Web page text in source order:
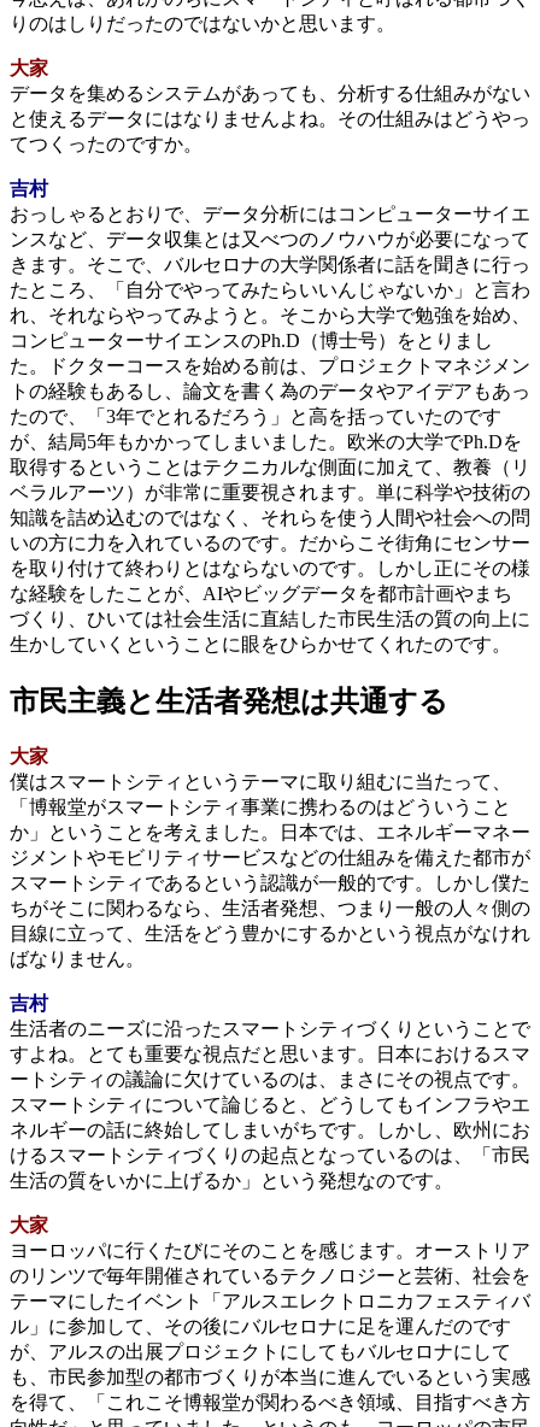
りのはしりだったのではないかと思います。
大家
データを集めるシステムがあっても、分析する仕組みがない
と使えるデータにはなりませんよね。その仕組みはどうやっ
てつくったのですか。
吉村
おっしゃるとおりで、データ分析にはコンピューターサイエ
ンスなど、データ収集とは又べつのノウハウが必要になって
きます。そこで、バルセロナの大学関係者に話を聞きに行っ
たところ、「自分でやってみたらいいんじゃないか」と言わ
れ、それならやってみようと。そこから大学で勉強を始め、
コンピューターサイエンスのPh.D（博士号）をとりまし
た。ドクターコースを始める前は、プロジェクトマネジメン
トの経験もあるし、論文を書く為のデータやアイデアもあっ
たので、「3年でとれるだろう」と高を括っていたのです
が、結局5年もかかってしまいました。欧米の大学でPh.Dを
取得するということはテクニカルな側面に加えて、教養（リ
ベラルアーツ）が非常に重要視されます。単に科学や技術の
知識を詰め込むのではなく、それらを使う人間や社会への問
いの方に力を入れているのです。だからこそ街角にセンサー
を取り付けて終わりとはならないのです。しかし正にその様
な経験をしたことが、AIやビッグデータを都市計画やまち
づくり、ひいては社会生活に直結した市民生活の質の向上に
生かしていくということに眼をひらかせてくれたのです。
市民主義と生活者発想は共通する
大家
僕はスマートシティというテーマに取り組むに当たって、
「博報堂がスマートシティ事業に携わるのはどういうこと
か」ということを考えました。日本では、エネルギーマネー
ジメントやモビリティサービスなどの仕組みを備えた都市が
スマートシティであるという認識が一般的です。しかし僕た
ちがそこに関わるなら、生活者発想、つまり一般の人々側の
目線に立って、生活をどう豊かにするかという視点がなけれ
ばなりません。
吉村
生活者のニーズに沿ったスマートシティづくりということで
すよね。とても重要な視点だと思います。日本におけるスマ
ートシティの議論に欠けているのは、まさにその視点です。
スマートシティについて論じると、どうしてもインフラやエ
ネルギーの話に終始してしまいがちです。しかし、欧州にお
けるスマートシティづくりの起点となっているのは、「市民
生活の質をいかに上げるか」という発想なのです。
大家
ヨーロッパに行くたびにそのことを感じます。オーストリア
のリンツで毎年開催されているテクノロジーと芸術、社会を
テーマにしたイベント「アルスエレクトロニカフェスティバ
ル」に参加して、その後にバルセロナに足を運んだのです
が、アルスの出展プロジェクトにしてもバルセロナにして
も、市民参加型の都市づくりが本当に進んでいるという実感
を得て、「これこそ博報堂が関わるべき領域、目指すべき方